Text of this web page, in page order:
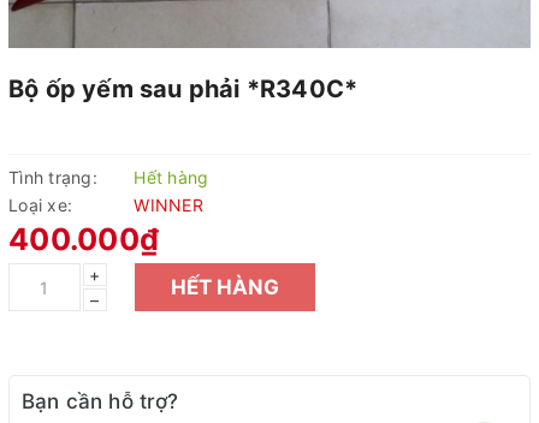
Bộ ốp yếm sau phải *R340C*
Tình trạng:
Hết hàng
Loại xe:
WINNER
400.000₫
+
–
HẾT HÀNG
Bạn cần hỗ trợ?